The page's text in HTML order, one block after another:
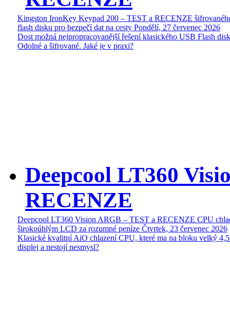
Kingston IronKey Keypad 200 – TEST a RECENZE
flash disku pro bezpečí dat na cesty Pondělí, 27 červenec 2026
Dost možná nejpropracovanější řešení klasického USB Flash
Odolné a šifrované. Jaké je v praxi?
Deepcool LT360
RECENZE
Deepcool LT360 Vision ARGB – TEST a RECENZE CPU
širokoúhlým LCD za rozumné peníze Čtvrtek, 23 červenec 2026
Klasické kvalitní AiO chlazení CPU, které ma na bloku velký
displej a nestojí nesmysl?